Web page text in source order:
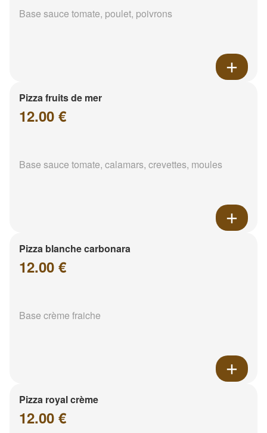
Base sauce tomate, poulet, poivrons
Pizza fruits de mer
12.00 €
Base sauce tomate, calamars, crevettes, moules
Pizza blanche carbonara
12.00 €
Base crème fraiche
Pizza royal crème
12.00 €